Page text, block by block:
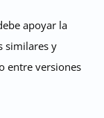
apoyar la
similares y
entre versiones